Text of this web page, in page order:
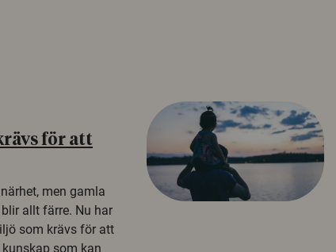
för att
men gamla
allt färre. Nu har
som krävs för att
som kan